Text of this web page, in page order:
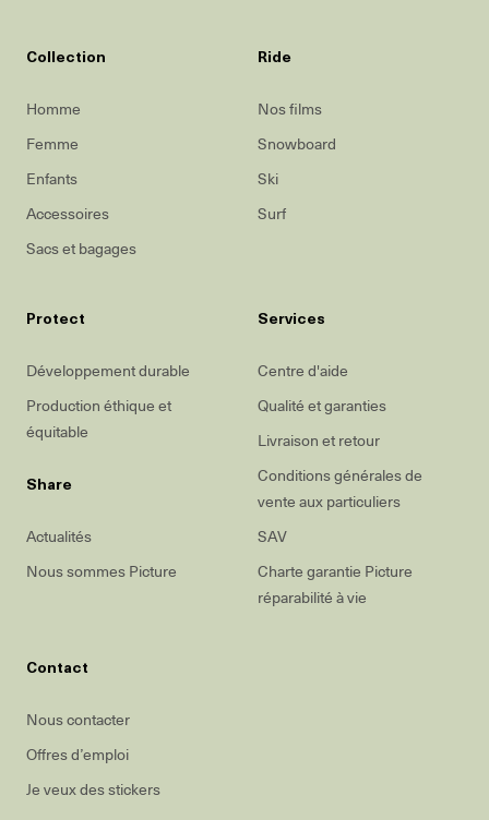
Collection
Homme
Femme
Enfants
Accessoires
Sacs et bagages
Ride
Nos films
Snowboard
Ski
Surf
Protect
Développement durable
Production éthique et
équitable
Share
Actualités
Nous sommes Picture
Services
Centre d'aide
Qualité et garanties
Livraison et retour
Conditions générales de
vente aux particuliers
SAV
Charte garantie Picture
réparabilité à vie
Contact
Nous contacter
Offres d’emploi
Je veux des stickers